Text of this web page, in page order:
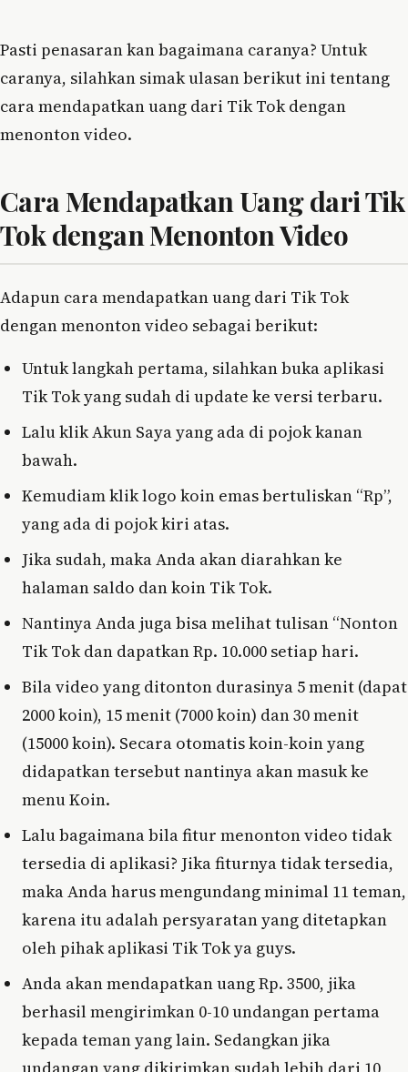
Pasti penasaran kan bagaimana caranya? Untuk
caranya, silahkan simak ulasan berikut ini tentang
cara mendapatkan uang dari Tik Tok dengan
menonton video.
Cara Mendapatkan Uang dari Tik
Tok dengan Menonton Video
Adapun cara mendapatkan uang dari Tik Tok
dengan menonton video sebagai berikut:
Untuk langkah pertama, silahkan buka aplikasi
Tik Tok yang sudah di update ke versi terbaru.
Lalu klik Akun Saya yang ada di pojok kanan
bawah.
Kemudiam klik logo koin emas bertuliskan “Rp”,
yang ada di pojok kiri atas.
Jika sudah, maka Anda akan diarahkan ke
halaman saldo dan koin Tik Tok.
Nantinya Anda juga bisa melihat tulisan “Nonton
Tik Tok dan dapatkan Rp. 10.000 setiap hari.
Bila video yang ditonton durasinya 5 menit (dapat
2000 koin), 15 menit (7000 koin) dan 30 menit
(15000 koin). Secara otomatis koin-koin yang
didapatkan tersebut nantinya akan masuk ke
menu Koin.
Lalu bagaimana bila fitur menonton video tidak
tersedia di aplikasi? Jika fiturnya tidak tersedia,
maka Anda harus mengundang minimal 11 teman,
karena itu adalah persyaratan yang ditetapkan
oleh pihak aplikasi Tik Tok ya guys.
Anda akan mendapatkan uang Rp. 3500, jika
berhasil mengirimkan 0-10 undangan pertama
kepada teman yang lain. Sedangkan jika